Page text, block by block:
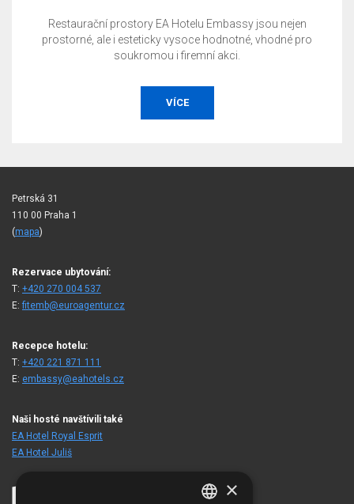
Restaurační prostory EA Hotelu Embassy jsou nejen
prostorné, ale i esteticky vysoce hodnotné, vhodné pro
soukromou i firemní akci.
VÍCE
Petrská 31
110 00 Praha 1
(mapa)
Rezervace ubytování:
T: +420 270 004 537
E:fitemb@euroagentur.cz
Recepce hotelu:
T: +420 221 871 111
E: embassy@eahotels.cz
Naši hosté navštívili také
EA Hotel Royal Esprit
EA Hotel Juliš
×